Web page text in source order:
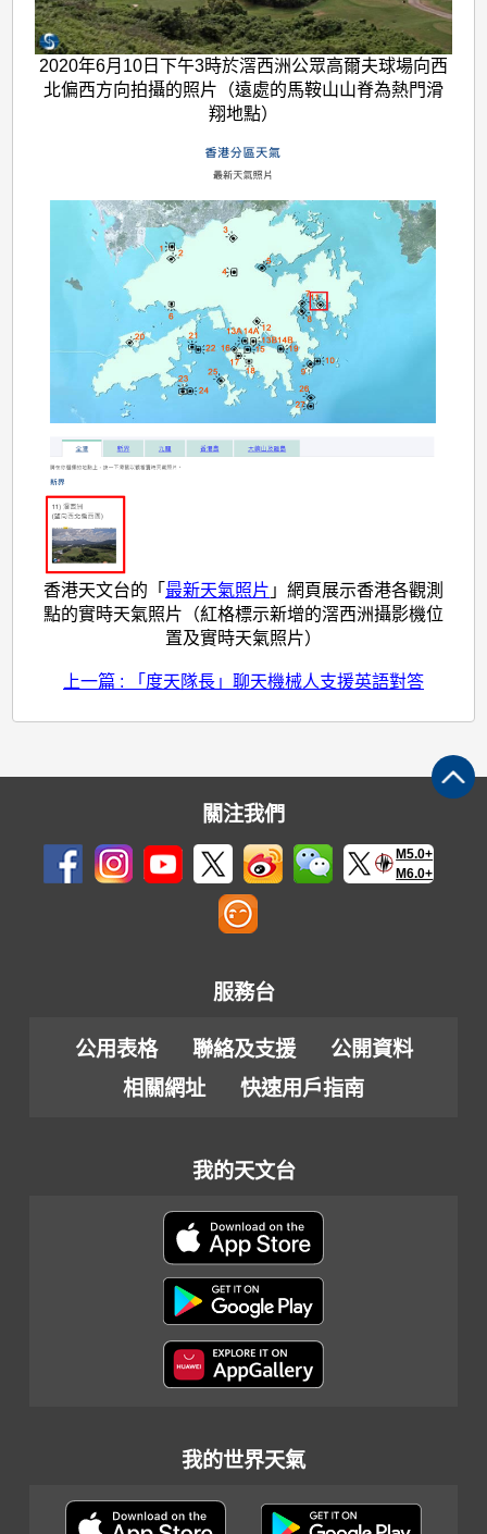
2020年6月10日下午3時於滘西洲公眾高爾夫球場向西
北偏西方向拍攝的照片（遠處的馬鞍山山脊為熱門滑
翔地點）
香港天文台的「 最新天氣照片 」網頁展示香港各觀測
點的實時天氣照片（紅格標示新增的滘西洲攝影機位
置及實時天氣照片）
上一篇 : 「度天隊長」聊天機械人支援英語對答
關注我們
M5.0+
M6.0+
服務台
公用表格 聯絡及支援
公開資料
相關網址
快速用戶指南
我的天文台
我的世界天氣